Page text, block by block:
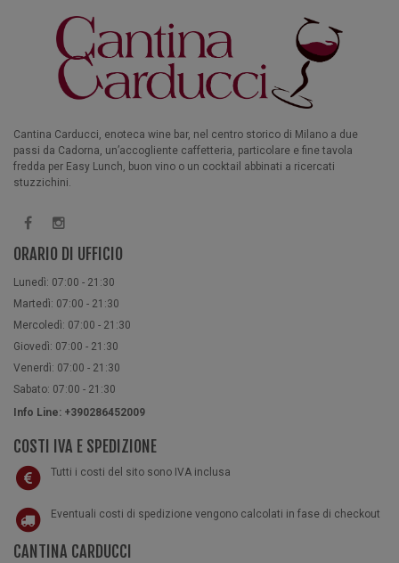
Cantina Carducci, enoteca wine bar, nel centro storico di Milano a due
passi da Cadorna, un’accogliente caffetteria, particolare e fine tavola
fredda per Easy Lunch, buon vino o un cocktail abbinati a ricercati
stuzzichini.
ORARIO DI UFFICIO
Lunedì: 07:00 - 21:30
Martedì: 07:00 - 21:30
Mercoledì: 07:00 - 21:30
Giovedì: 07:00 - 21:30
Venerdì: 07:00 - 21:30
Sabato: 07:00 - 21:30
Info Line: +390286452009
COSTI IVA E SPEDIZIONE
Tutti i costi del sito sono IVA inclusa
Eventuali costi di spedizione vengono calcolati in fase di checkout
CANTINA CARDUCCI